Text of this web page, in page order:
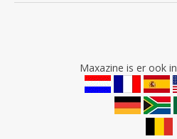
Maxazine is er ook